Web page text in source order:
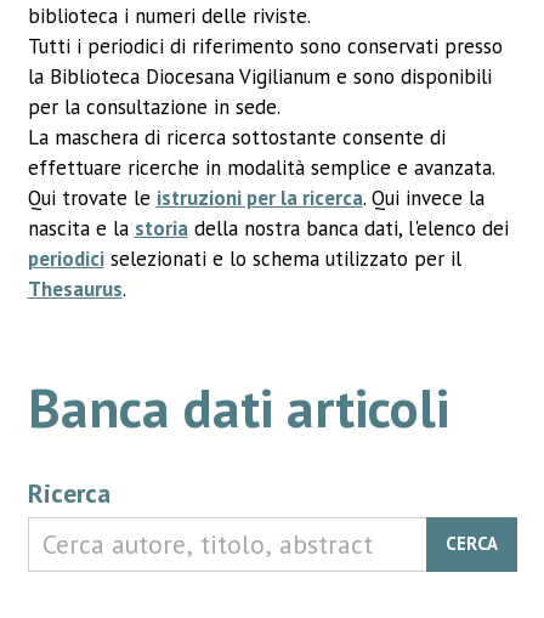
biblioteca i numeri delle riviste.
Tutti i periodici di riferimento sono conservati presso
la Biblioteca Diocesana Vigilianum e sono disponibili
per la consultazione in sede.
La maschera di ricerca sottostante consente di
effettuare ricerche in modalità semplice e avanzata.
Qui trovate le istruzioni per la ricerca. Qui invece la
nascita e la storiadella nostra banca dati, l'elenco dei
periodiciselezionati e lo schema utilizzato per il
Thesaurus.
Banca dati articoli
Ricerca
CERCA